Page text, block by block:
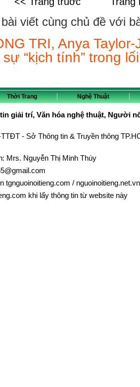
viết cùng chủ đề với
TRI, Anya
“kịch tính” trong
Thời Trang Nghệ Thuật
giải trí, Văn hóa nghệ thuật, Người
- Sở Thông tin & Truyền thông
Mrs. Nguyễn Thị Minh Thúy
tgnguoinoitieng.com / nguoinoitieng.net.vn
khi lấy thông tin từ website này